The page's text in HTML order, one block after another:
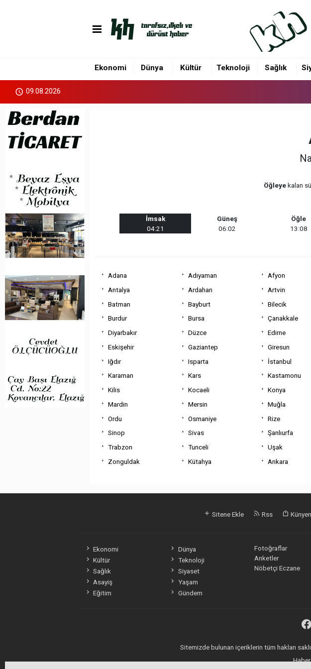
Ekonomi Dünya Kültür Teknoloji Sağlık
09.08.2026
Öğleyekalan
İmsak
04:21
Güneş
06:02
Öğle
13:08
Adana Adıyaman Afyon
Antalya
Ardahan Artvin
Batman
Bayburt Bilecik
Burdur
Bursa Çanakkale
Diyarbakır
Düzce Edirne
Eskişehir
Gaziantep Giresun
Iğdır
Isparta İstanbul
Karaman
Kars Kastamonu
Kilis
Kocaeli Konya
Mardin
Mersin Muğla
Ordu
Osmaniye Rize
Sinop
Sivas Şanlıurfa
Trabzon
Tunceli Uşak
Zonguldak
Kütahya Ankara
Sitene Ekle Rss
Ekonomi
Dünya
Kültür
Teknoloji
Sağlık
Siyaset
Asayiş
Yaşam
Eğitim
Gündem
Fotoğraflar
Anketler
Nöbetçi Eczane
Sitemizde bulunan içeriklerin tüm hakları
Haber